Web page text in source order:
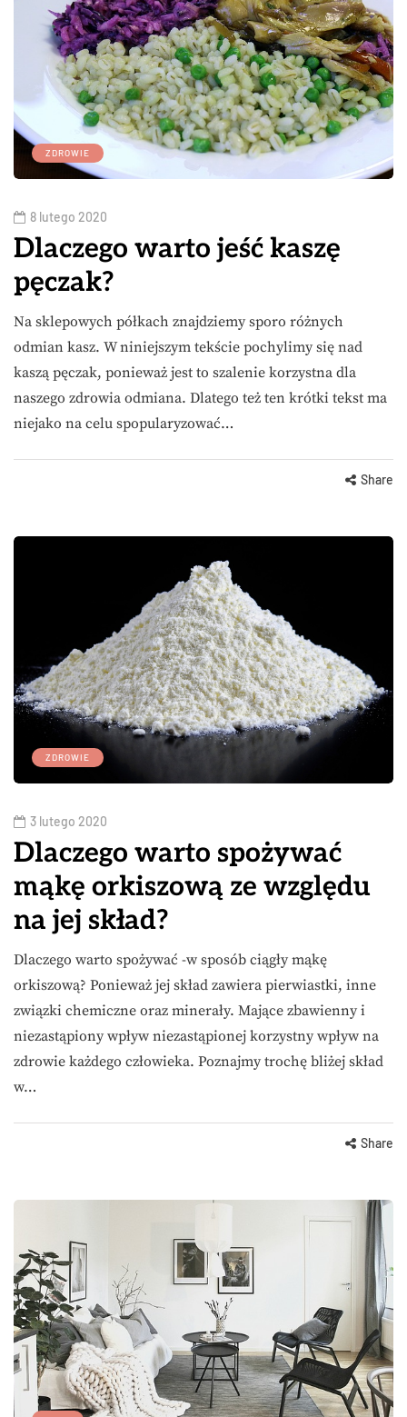
ZDROWIE
8 lutego 2020
Dlaczego warto jeść kaszę
pęczak?
Na sklepowych półkach znajdziemy sporo różnych
odmian kasz. W niniejszym tekście pochylimy się nad
kaszą pęczak, ponieważ jest to szalenie korzystna dla
naszego zdrowia odmiana. Dlatego też ten krótki tekst ma
niejako na celu spopularyzować…
Share
ZDROWIE
3 lutego 2020
Dlaczego warto spożywać
mąkę orkiszową ze względu
na jej skład?
Dlaczego warto spożywać -w sposób ciągły mąkę
orkiszową? Ponieważ jej skład zawiera pierwiastki, inne
związki chemiczne oraz minerały. Mające zbawienny i
niezastąpiony wpływ niezastąpionej korzystny wpływ na
zdrowie każdego człowieka. Poznajmy trochę bliżej skład
w…
Share